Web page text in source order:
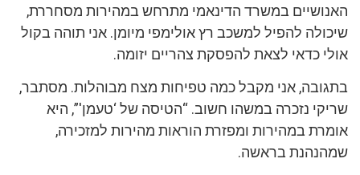
האנושיים במשרד הדינאמי מתרחש במהירות מסחררת,
שיכולה להפיל למשכב רץ אולימפי מיומן. אני תוהה בקול
אולי כדאי לצאת להפסקת צהריים יזומה.
בתגובה, אני מקבל כמה טפיחות מצח מבוהלות. מסתבר,
שריקי נזכרה במשהו חשוב. “הטיסה של ‘טעמן'”, היא
אומרת במהירות ומפזרת הוראות מהירות למזכירה,
שמהנהנת בראשה.